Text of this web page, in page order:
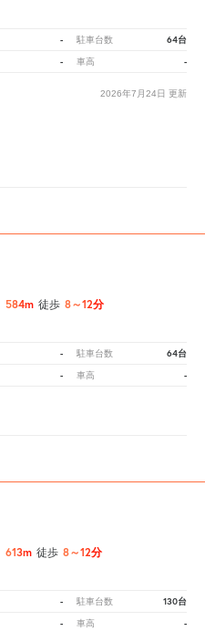
- 駐車台数 64台
- 車高 -
2026年7月24日 更新
584m 徒歩 8～12分
- 駐車台数 64台
- 車高 -
613m 徒歩 8～12分
- 駐車台数 130台
- 車高 -